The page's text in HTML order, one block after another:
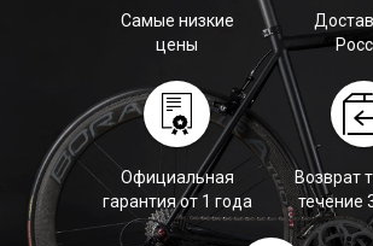
Самые низкие
цены
Официальная
гарантия от 1 года
Возврат
течение